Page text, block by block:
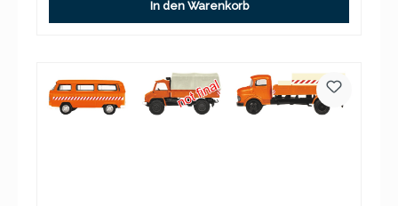
In den Warenkorb